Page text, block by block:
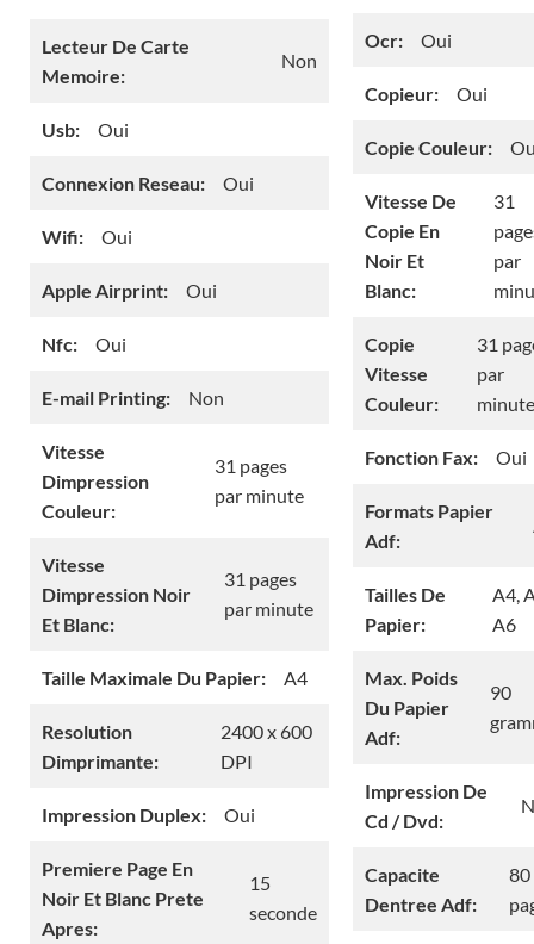
Lecteur De Carte
Memoire:
Non
Usb: Oui
Connexion Reseau: Oui
Wifi: Oui
Apple Airprint: Oui
Nfc: Oui
E-mail Printing: Non
Vitesse
Dimpression
Couleur:
31 pages
par minute
Vitesse
Dimpression Noir
Et Blanc:
31 pages
par minute
Taille Maximale Du Papier: A4
Resolution
Dimprimante:
2400 x 600
DPI
Impression Duplex: Oui
Premiere Page En
Noir Et Blanc Prete
Apres:
15
seconde
Ocr: Oui
Copieur: Oui
Copie Couleur:
Vitesse De
Copie En
Noir Et
Blanc:
31
par
Copie
Vitesse
Couleur:
31
par
minute
Fonction Fax: Oui
Formats Papier
Adf:
Tailles De
Papier:
A4,
A6
Max. Poids
Du Papier
Adf:
90
Impression De
Cd / Dvd:
Capacite
Dentree Adf:
80